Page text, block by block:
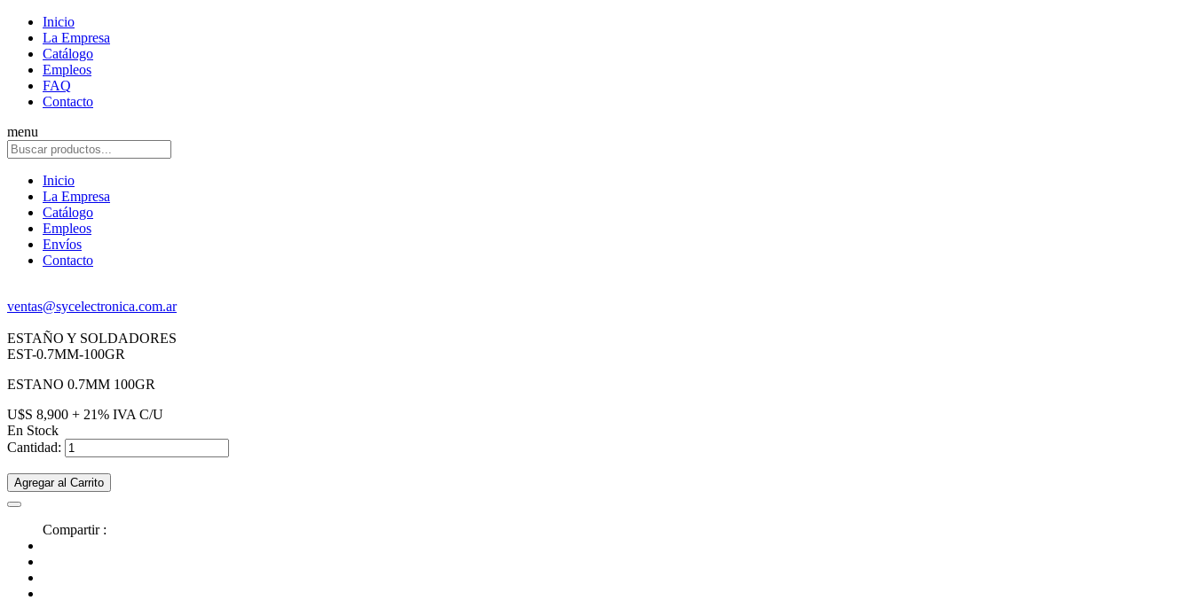
Inicio
La Empresa
Catálogo
Empleos
FAQ
Contacto
menu
Inicio
La Empresa
Catálogo
Empleos
Envíos
Contacto
ventas@sycelectronica.com.ar
ESTAÑO Y SOLDADORES
EST-0.7MM-100GR
ESTANO 0.7MM 100GR
U$S 8,900 + 21% IVA C/U
En Stock
Cantidad:
Agregar al Carrito
Compartir :